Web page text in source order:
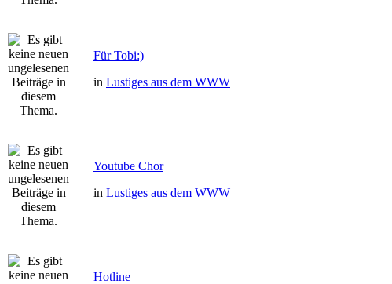
Für Tobi:)
in Lustiges aus dem WWW
Youtube Chor
in Lustiges aus dem WWW
Hotline